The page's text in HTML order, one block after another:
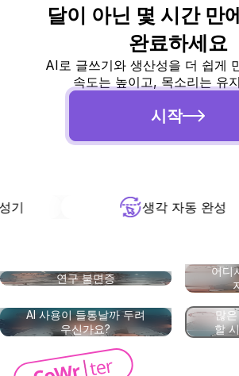
달이 아닌 몇 시간 만
완료하세요
AI로 글쓰기와 생산성을 더 쉽게
속도는 높이고, 목소리는 유
시작
생각 자동 완성
연구 불면증
어디
AI 사용이 들통날까 두려
우신가요?
많
할